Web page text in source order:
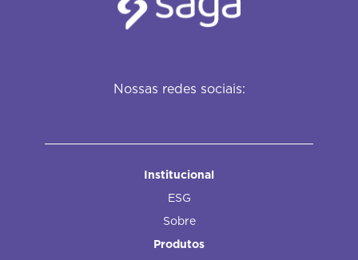
Nossas redes sociais:
Institucional
ESG
Sobre
Produtos